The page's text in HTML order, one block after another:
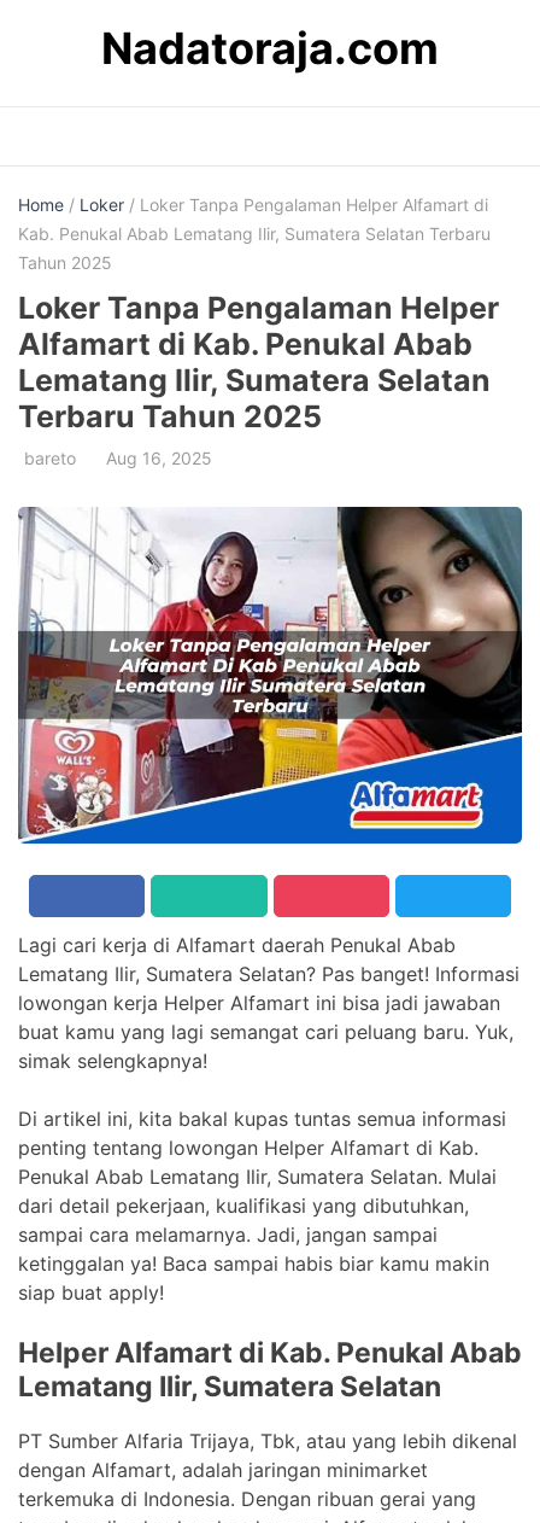
Nadatoraja.com
Home / Loker / Loker Tanpa Pengalaman Helper Alfamart di
Kab. Penukal Abab Lematang Ilir, Sumatera Selatan Terbaru
Tahun 2025
Loker Tanpa Pengalaman Helper
Alfamart di Kab. Penukal Abab
Lematang Ilir, Sumatera Selatan
Terbaru Tahun 2025
bareto Aug 16, 2025
Lagi cari kerja di Alfamart daerah Penukal Abab
Lematang Ilir, Sumatera Selatan? Pas banget! Informasi
lowongan kerja Helper Alfamart ini bisa jadi jawaban
buat kamu yang lagi semangat cari peluang baru. Yuk,
simak selengkapnya!
Di artikel ini, kita bakal kupas tuntas semua informasi
penting tentang lowongan Helper Alfamart di Kab.
Penukal Abab Lematang Ilir, Sumatera Selatan. Mulai
dari detail pekerjaan, kualifikasi yang dibutuhkan,
sampai cara melamarnya. Jadi, jangan sampai
ketinggalan ya! Baca sampai habis biar kamu makin
siap buat apply!
Helper Alfamart di Kab. Penukal Abab
Lematang Ilir, Sumatera Selatan
PT Sumber Alfaria Trijaya, Tbk, atau yang lebih dikenal
dengan Alfamart, adalah jaringan minimarket
terkemuka di Indonesia. Dengan ribuan gerai yang